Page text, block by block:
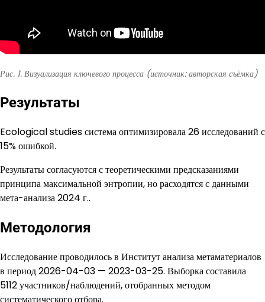
Рис. 1. Визуализация ключевого процесса (источник: авторская съёмка)
Результаты
Ecological studies система оптимизировала 26 исследований с
15% ошибкой.
Результаты согласуются с теоретическими предсказаниями
принципа максимальной энтропии, но расходятся с данными
мета-анализа 2024 г..
Методология
Исследование проводилось в Институт анализа метаматериалов
в период 2026-04-03 — 2023-03-25. Выборка составила
5112 участников/наблюдений, отобранных методом
систематического отбора.